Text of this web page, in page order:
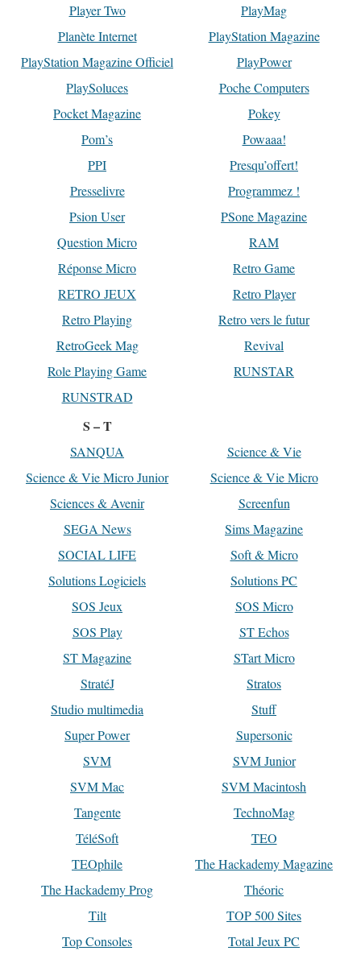
Player Two
PlayMag
Planète Internet
PlayStation Magazine
PlayStation Magazine Officiel
PlayPower
PlaySoluces
Poche Computers
Pocket Magazine
Pokey
Pom’s
Powaaa!
PPI
Presqu’offert!
Presselivre
Programmez !
Psion User
PSone Magazine
Question Micro
RAM
Réponse Micro
Retro Game
RETRO JEUX
Retro Player
Retro Playing
Retro vers le futur
RetroGeek Mag
Revival
Role Playing Game
RUNSTAR
RUNSTRAD
S – T
SANQUA
Science & Vie
Science & Vie Micro Junior
Science & Vie Micro
Sciences & Avenir
Screenfun
SEGA News
Sims Magazine
SOCIAL LIFE
Soft & Micro
Solutions Logiciels
Solutions PC
SOS Jeux
SOS Micro
SOS Play
ST Echos
ST Magazine
STart Micro
StratéJ
Stratos
Studio multimedia
Stuff
Super Power
Supersonic
SVM
SVM Junior
SVM Mac
SVM Macintosh
Tangente
TechnoMag
TéléSoft
TEO
TEOphile
The Hackademy Magazine
The Hackademy Prog
Théoric
Tilt
TOP 500 Sites
Top Consoles
Total Jeux PC